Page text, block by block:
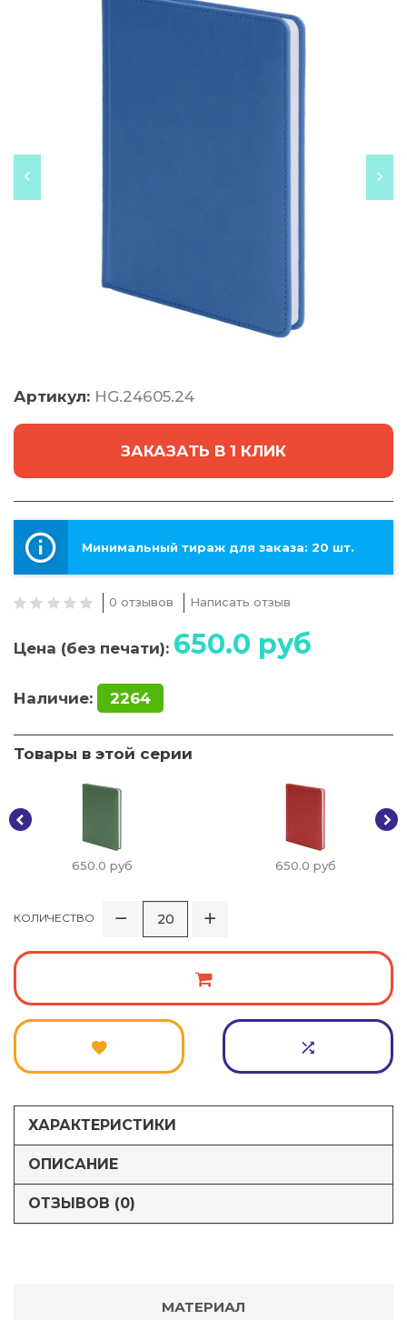
Артикул: HG.24605.24
ЗАКАЗАТЬ В 1 КЛИК
Минимальный тираж для заказа: 20 шт.
0 отзывов Написать отзыв
Цена (без печати): 650.0 руб
Наличие: 2264
Товары в этой серии
650.0 руб 650.0 руб
КОЛИЧЕСТВО
ХАРАКТЕРИСТИКИ
ОПИСАНИЕ
ОТЗЫВОВ (0)
МАТЕРИАЛ